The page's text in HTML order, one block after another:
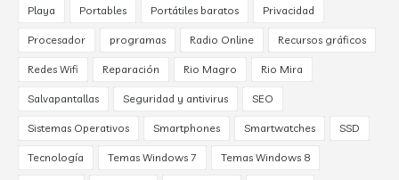
Playa Portables Portátiles baratos Privacidad
Procesador programas Radio Online Recursos gráficos
Redes Wifi Reparación Rio Magro Rio Mira
Salvapantallas Seguridad y antivirus SEO
Sistemas Operativos Smartphones Smartwatches SSD
Tecnología Temas Windows 7 Temas Windows 8